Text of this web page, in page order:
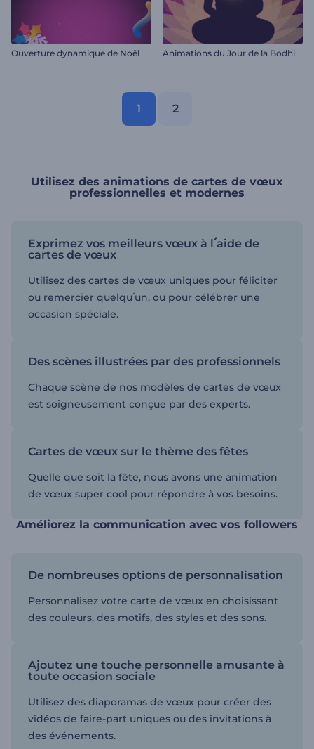
Ouverture dynamique de Noël Animations du Jour de la Bodhi
1 2
Utilisez des animations de cartes de vœux
professionnelles et modernes
Exprimez vos meilleurs vœux à l՛aide de
cartes de vœux
Utilisez des cartes de vœux uniques pour féliciter
ou remercier quelqu՛un, ou pour célébrer une
occasion spéciale.
Des scènes illustrées par des professionnels
Chaque scène de nos modèles de cartes de vœux
est soigneusement conçue par des experts.
Cartes de vœux sur le thème des fêtes
Quelle que soit la fête, nous avons une animation
de vœux super cool pour répondre à vos besoins.
Améliorez la communication avec vos followers
De nombreuses options de personnalisation
Personnalisez votre carte de vœux en choisissant
des couleurs, des motifs, des styles et des sons.
Ajoutez une touche personnelle amusante à
toute occasion sociale
Utilisez des diaporamas de vœux pour créer des
vidéos de faire-part uniques ou des invitations à
des événements.